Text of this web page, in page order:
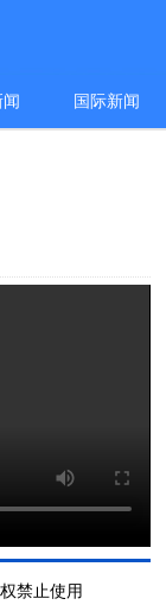
闻 国际新闻
禁止使用